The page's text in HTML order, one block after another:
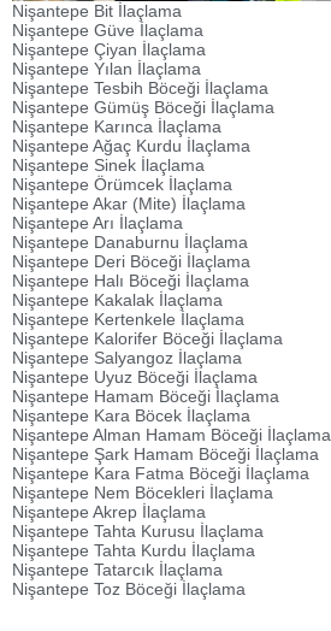
Nişantepe Bit İlaçlama
Nişantepe Güve İlaçlama
Nişantepe Çiyan İlaçlama
Nişantepe Yılan İlaçlama
Nişantepe Tesbih Böceği İlaçlama
Nişantepe Gümüş Böceği İlaçlama
Nişantepe Karınca İlaçlama
Nişantepe Ağaç Kurdu İlaçlama
Nişantepe Sinek İlaçlama
Nişantepe Örümcek İlaçlama
Nişantepe Akar (Mite) İlaçlama
Nişantepe Arı İlaçlama
Nişantepe Danaburnu İlaçlama
Nişantepe Deri Böceği İlaçlama
Nişantepe Halı Böceği İlaçlama
Nişantepe Kakalak İlaçlama
Nişantepe Kertenkele İlaçlama
Nişantepe Kalorifer Böceği İlaçlama
Nişantepe Salyangoz İlaçlama
Nişantepe Uyuz Böceği İlaçlama
Nişantepe Hamam Böceği İlaçlama
Nişantepe Kara Böcek İlaçlama
Nişantepe Alman Hamam Böceği İlaçlama
Nişantepe Şark Hamam Böceği İlaçlama
Nişantepe Kara Fatma Böceği İlaçlama
Nişantepe Nem Böcekleri İlaçlama
Nişantepe Akrep İlaçlama
Nişantepe Tahta Kurusu İlaçlama
Nişantepe Tahta Kurdu İlaçlama
Nişantepe Tatarcık İlaçlama
Nişantepe Toz Böceği İlaçlama